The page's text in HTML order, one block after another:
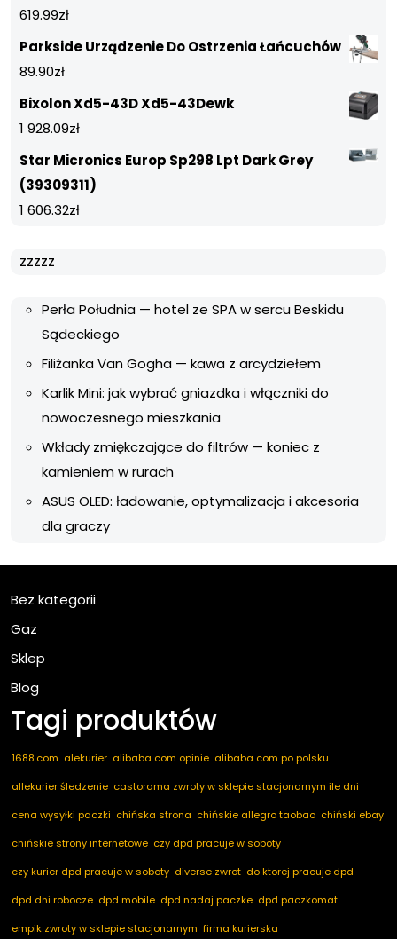
619.99zł
Parkside Urządzenie Do Ostrzenia Łańcuchów
89.90zł
Bixolon Xd5-43D Xd5-43Dewk
1 928.09zł
Star Micronics Europ Sp298 Lpt Dark Grey
(39309311)
1 606.32zł
zzzzz
Perła Południa — hotel ze SPA w sercu Beskidu
Sądeckiego
Filiżanka Van Gogha — kawa z arcydziełem
Karlik Mini: jak wybrać gniazdka i włączniki do
nowoczesnego mieszkania
Wkłady zmiękczające do filtrów — koniec z
kamieniem w rurach
ASUS OLED: ładowanie, optymalizacja i akcesoria
dla graczy
Bez kategorii
Gaz
Sklep
Blog
Tagi produktów
1688.com alekurier alibaba com opinie alibaba com po polsku
allekurier śledzenie castorama zwroty w sklepie stacjonarnym ile dni
cena wysyłki paczki chińska strona chińskie allegro taobao chiński ebay
chińskie strony internetowe czy dpd pracuje w soboty
czy kurier dpd pracuje w soboty diverse zwrot do ktorej pracuje dpd
dpd dni robocze dpd mobile dpd nadaj paczke dpd paczkomat
empik zwroty w sklepie stacjonarnym firma kurierska